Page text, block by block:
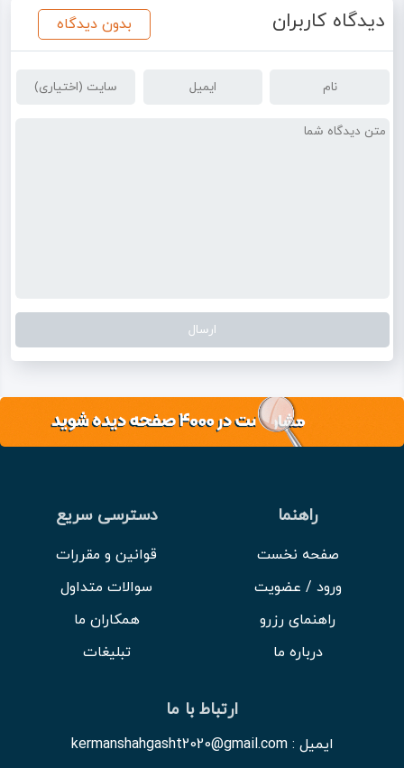
همچنین وجود تکیه‌گاه‌ها و تیرها و چنگک‌ها باعث شده تا در
زمان‌هایی که ایام محرم با فصول سرد سال مقارن می‌شوند، در
زدن چادرهای بزرگ و پوشاندن و مسقف کردن تمام فضای حیاط
به دلیل بزرگی و وسعت تکیه بیگلر بیگی یا عمارت فراش‌
رباشی، تعداد زیادی اتاق و مکان‌های مخصوص و نیز بخش‌های
بیست‌ و چهار اتاق در هر دو طبقه اول و دوم و راه‌ پله‌های ورود
به هر اتاق؛ یک آشپزخانه بزرگ؛ سه فضای ارسی‌ دار از چهار
اتاق است؛ ستون‌ها و سرستون‌های مقرنس‌ کاری شده و با
اشکال چندوجهی و… هستند.
دیدگاه کاربران بدون دیدگاه
راهنما
صفحه نخست
ورود / عضویت
راهنمای رزرو
درباره ما
دسترسی سریع
قوانین و مقررات
سوالات متداول
همکاران ما
تبلیغات
ارتباط با ما
ایمیل : kermanshahgasht2020@gmail.com